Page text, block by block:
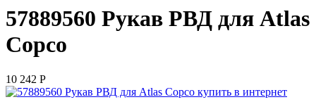
57889560 Рукав РВД для Atlas
Copco
10 242 Р